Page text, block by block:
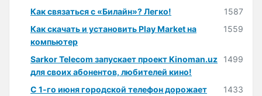
Как связаться с «Билайн»? Легко!
1587
Как скачать и установить Play Market на
компьютер
1559
Sarkor Telecom запускает проект Kinoman.uz
для своих абонентов, любителей кино!
1499
С 1-го июня городской телефон дорожает
1433